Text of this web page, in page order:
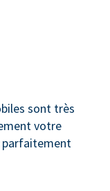
sont très
votre
parfaitement